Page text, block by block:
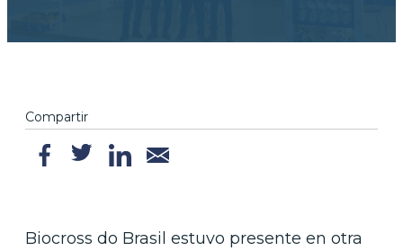
Compartir
Biocross do Brasil estuvo presente en otra